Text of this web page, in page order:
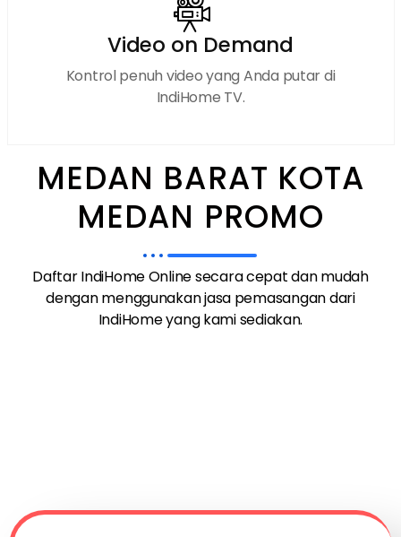
Video on Demand
Kontrol penuh video yang Anda putar di
IndiHome TV.
MEDAN BARAT KOTA
MEDAN PROMO
Daftar IndiHome Online secara cepat dan mudah
dengan menggunakan jasa pemasangan dari
IndiHome yang kami sediakan.